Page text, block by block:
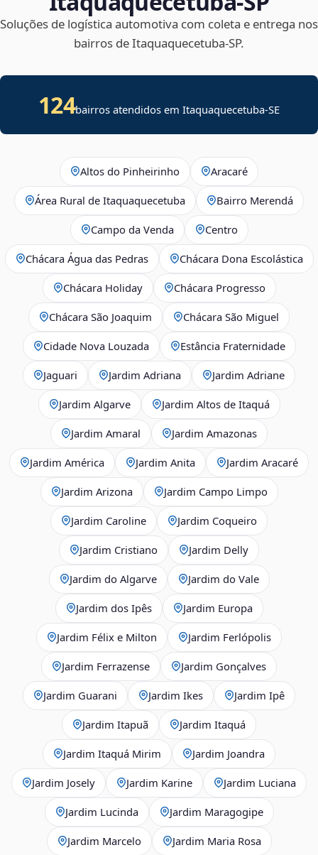
Soluções de logística automotiva com coleta e entrega nos
bairros de Itaquaquecetuba‑SP.
124bairros atendidos emItaquaquecetuba-SE
Altos do Pinheirinho Aracaré
Área Rural de Itaquaquecetuba Bairro Merendá
Campo da Venda Centro
Chácara Água das Pedras Chácara Dona Escolástica
Chácara Holiday Chácara Progresso
Chácara São Joaquim Chácara São Miguel
Cidade Nova Louzada Estância Fraternidade
Jaguari Jardim Adriana Jardim Adriane
Jardim Algarve Jardim Altos de Itaquá
Jardim Amaral Jardim Amazonas
Jardim América Jardim Anita Jardim Aracaré
Jardim Arizona Jardim Campo Limpo
Jardim Caroline Jardim Coqueiro
Jardim Cristiano Jardim Delly
Jardim do Algarve Jardim do Vale
Jardim dos Ipês Jardim Europa
Jardim Félix e Milton Jardim Ferlópolis
Jardim Ferrazense Jardim Gonçalves
Jardim Guarani Jardim Ikes Jardim Ipê
Jardim Itapuã Jardim Itaquá
Jardim Itaquá Mirim Jardim Joandra
Jardim Josely Jardim Karine Jardim Luciana
Jardim Lucinda Jardim Maragogipe
Jardim Marcelo Jardim Maria Rosa